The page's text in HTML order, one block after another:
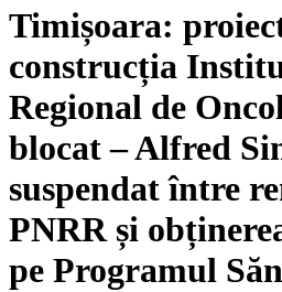
Timișoara:
construcția
Regional de
blocat – Alfred
suspendat între
PNRR și
pe Programul